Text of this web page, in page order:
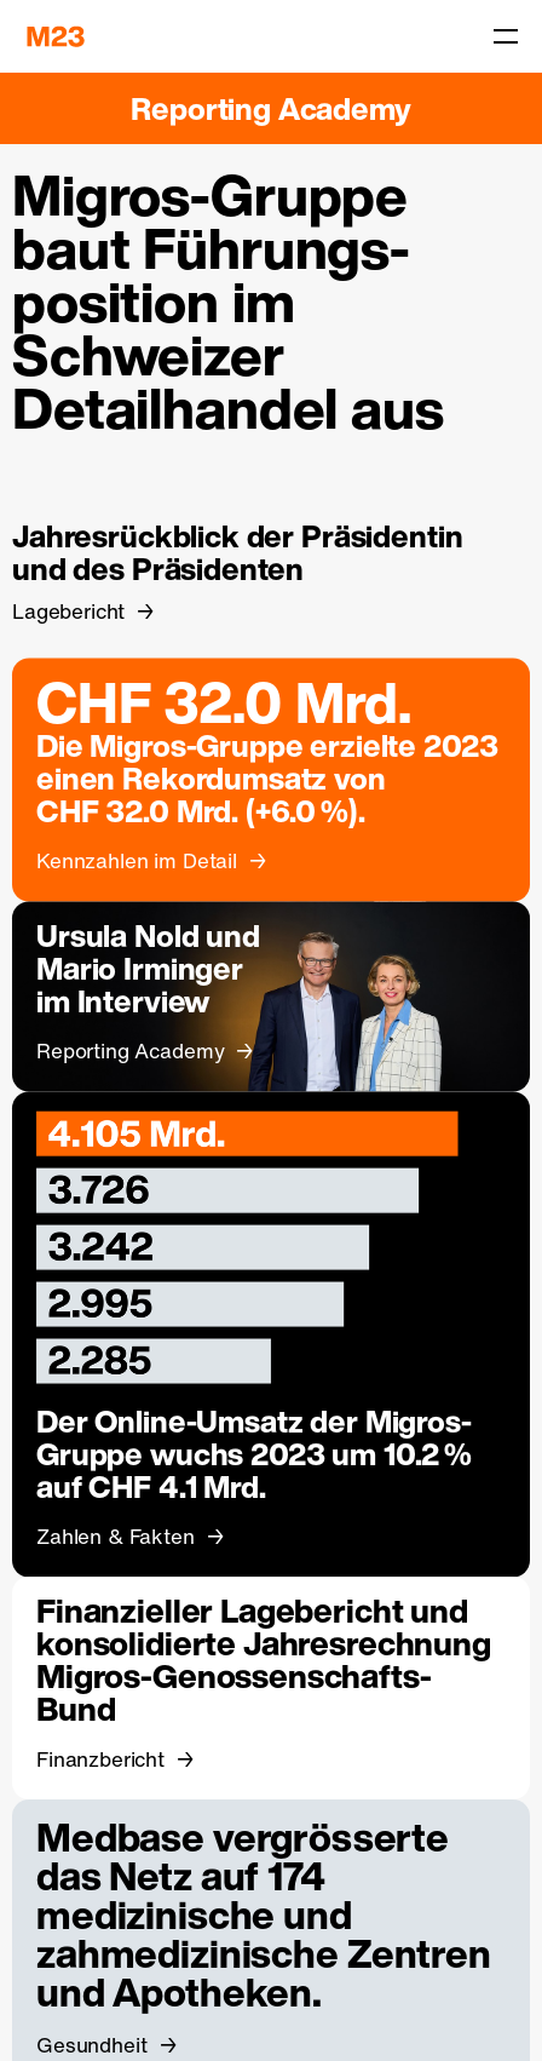
Reporting Academy
Migros-Gruppe
baut Führungs­
position im
Schweizer
Detailhandel aus
Jahresrückblick der Präsidentin
und des Präsidenten
Lagebericht
CHF 32.0 Mrd.
Die Migros-Gruppe erzielte 2023
einen Rekordumsatz von
CHF 32.0 Mrd. (+6.0 %).
Kennzahlen im Detail
Ursula Nold und
Mario Irminger
im Interview
Reporting Academy
Der Online-Umsatz der Migros-
Gruppe wuchs 2023 um 10.2 %
auf CHF 4.1 Mrd.
Zahlen & Fakten
Finanzieller Lagebericht und
konsolidierte Jahresrechnung
Migros-Genossenschafts-
Bund
Finanzbericht
Medbase vergrösserte
das Netz auf 174
medizinische und
zahmedizinische Zentren
und Apotheken.
Gesundheit